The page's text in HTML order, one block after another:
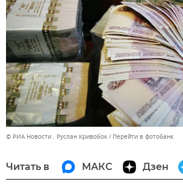
© РИА Новости . Руслан Кривобок Перейти в фотобанк
Читать в МАКС Дзен